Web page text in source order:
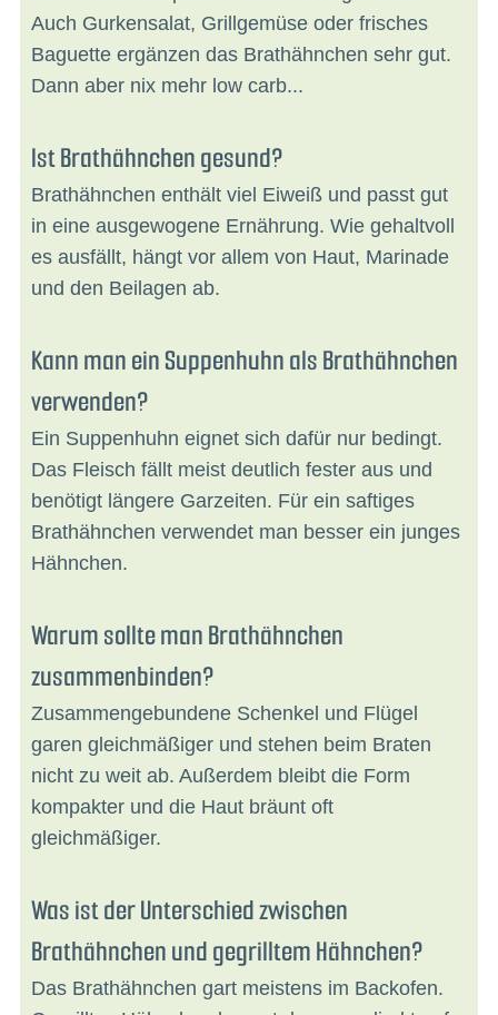
Auch Gurkensalat, Grillgemüse oder frisches
Baguette ergänzen das Brathähnchen sehr gut.
Dann aber nix mehr low carb...
Ist Brathähnchen gesund?
Brathähnchen enthält viel Eiweiß und passt gut
in eine ausgewogene Ernährung. Wie gehaltvoll
es ausfällt, hängt vor allem von Haut, Marinade
und den Beilagen ab.
Kann man ein Suppenhuhn als Brathähnchen
verwenden?
Ein Suppenhuhn eignet sich dafür nur bedingt.
Das Fleisch fällt meist deutlich fester aus und
benötigt längere Garzeiten. Für ein saftiges
Brathähnchen verwendet man besser ein junges
Hähnchen.
Warum sollte man Brathähnchen
zusammenbinden?
Zusammengebundene Schenkel und Flügel
garen gleichmäßiger und stehen beim Braten
nicht zu weit ab. Außerdem bleibt die Form
kompakter und die Haut bräunt oft
gleichmäßiger.
Was ist der Unterschied zwischen
Brathähnchen und gegrilltem Hähnchen?
Das Brathähnchen gart meistens im Backofen.